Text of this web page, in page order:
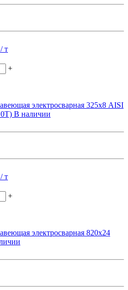
/ т
+
электросварная 325х8 AISI
В наличии
/ т
+
электросварная 820х24